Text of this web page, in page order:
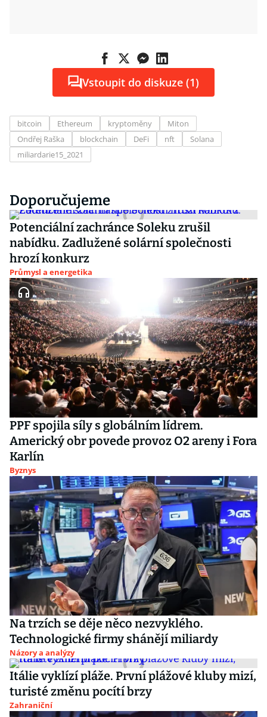
Vstoupit do diskuze (1)
bitcoin Ethereum kryptoměny
Miton
Ondřej Raška
blockchain DeFi nft
Solana
miliardarie15_2021
Doporučujeme
Potenciální zachránce Soleku zrušil
nabídku. Zadlužené solární společnosti
hrozí konkurz
Průmysl a energetika
PPF spojila síly s globálním lídrem.
Americký obr povede provoz O2 areny i Fora
Karlín
Byznys
Na trzích se děje něco nezvyklého.
Technologické firmy shánějí miliardy
Názory a analýzy
Itálie vyklízí pláže. První plážové kluby mizí,
turisté změnu pocítí brzy
Zahraniční